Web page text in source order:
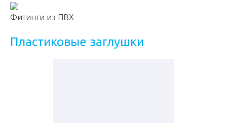
Фитинги из ПВХ
Пластиковые заглушки